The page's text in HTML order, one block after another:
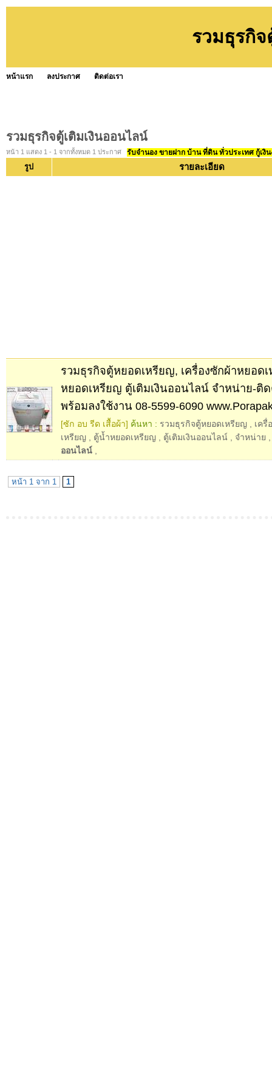
รวมธุรกิจ
หน้าแรก ลงประกาศ ติดต่อเรา
รวมธุรกิจตู้เติมเงินออนไลน์
หน้า 1 แสดง 1 - 1 จากทั้งหมด 1 ประกาศ รับจำนอง ขายฝาก บ้าน ที่ดิน ทั่วประเทศ กู้เงิ
รูป รายละเอียด
รวมธุรกิจตู้หยอดเหรียญ, เครื่องซักผ้าหยอด
หยอดเหรียญ ตู้เติมเงินออนไลน์ จําหน่าย-ติด
พร้อมลงใช้งาน 08-5599-6090
[ซัก อบ รีด เสื้อผ้า] ค้นหา : รวมธุรกิจตู้หยอดเหรียญ
เครื่
เหรียญ
ตู้น้ำหยอดเหรียญ ตู้เติมเงินออนไลน์ จําหน่าย
ออนไลน์
หน้า 1 จาก 1 1